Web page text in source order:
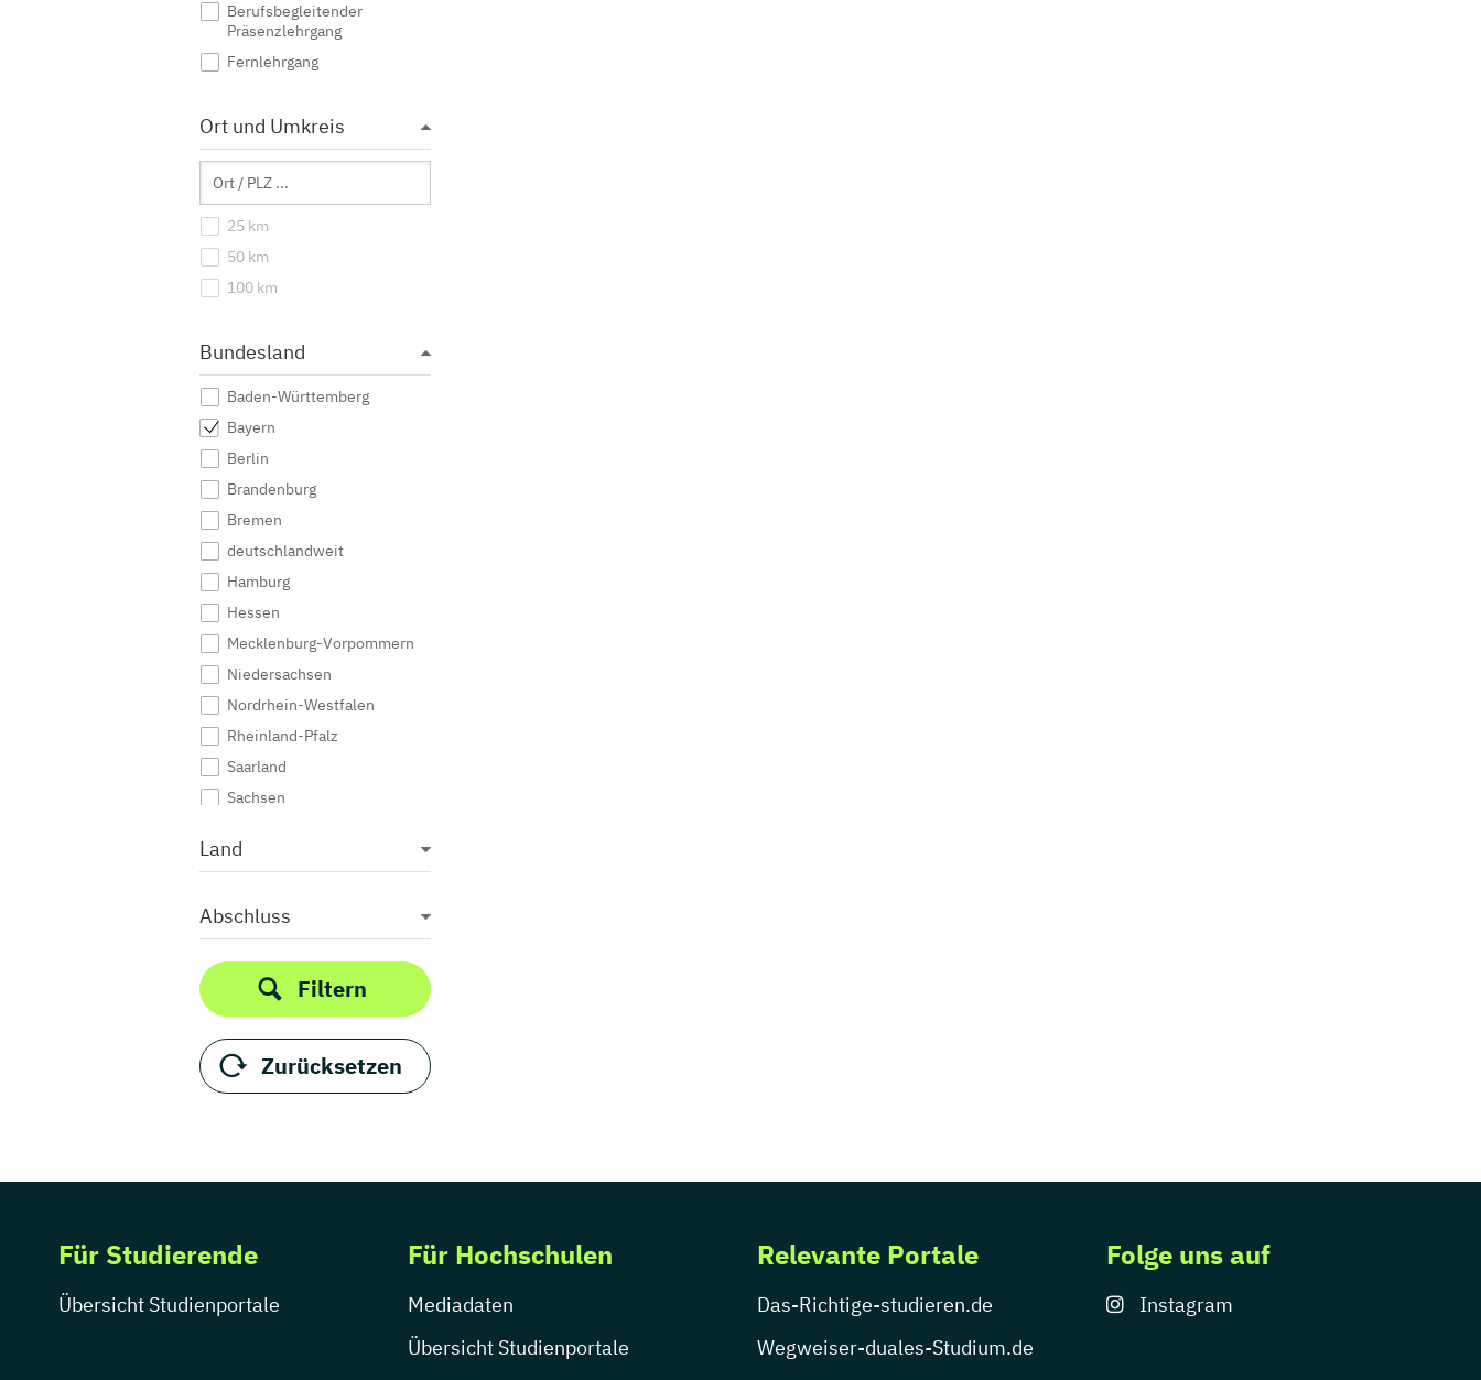
Berufsbegleitender
Präsenzlehrgang
Fernlehrgang
Ort und Umkreis
25 km
50 km
100 km
Bundesland
Baden-Württemberg
Bayern
Berlin
Brandenburg
Bremen
deutschlandweit
Hamburg
Hessen
Mecklenburg-Vorpommern
Niedersachsen
Nordrhein-Westfalen
Rheinland-Pfalz
Saarland
Sachsen
Schleswig-Holstein
Land
Abschluss
Filtern
Zurücksetzen
Für Studierende
Übersicht Studienportale
Für Hochschulen
Mediadaten
Übersicht Studienportale
Relevante Portale
Das-Richtige-studieren.de
Wegweiser-duales-Studium.de
Folge uns auf
Instagram